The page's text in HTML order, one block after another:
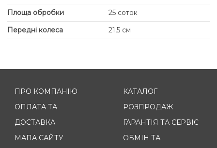
Площа обробки
25 соток
Передні колеса
21,5 см
ПРО КОМПАНІЮ
ОПЛАТА ТА
ДОСТАВКА
МАПА САЙТУ
КАТАЛОГ
РОЗПРОДАЖ
ГАРАНТІЯ ТА СЕРВІС
ОБМІН ТА